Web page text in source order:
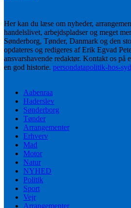
Her kan du læse om nyheder,
handelslivet, arbejdspladser og meget
Sønderborg, Tønder, Danmark og den
opdateres og redigeres af Erik Egvad
ansvarshavende redaktør. Kontakt os på
en god historie. persondatapolitik-hos-
Aabenraa
Haderslev
Sønderborg
Tønder
Arrangementer
Erhverv
Mad
Motor
Natur
NYHED
Politik
Sport
Vejr
Arrangementer